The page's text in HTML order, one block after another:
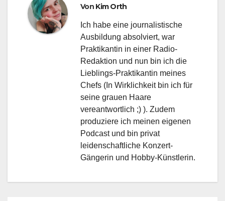
Von Kim Orth
Ich habe eine journalistische
Ausbildung absolviert, war
Praktikantin in einer Radio-
Redaktion und nun bin ich die
Lieblings-Praktikantin meines
Chefs (In Wirklichkeit bin ich für
seine grauen Haare
vereantwortlich ;) ). Zudem
produziere ich meinen eigenen
Podcast und bin privat
leidenschaftliche Konzert-
Gängerin und Hobby-Künstlerin.